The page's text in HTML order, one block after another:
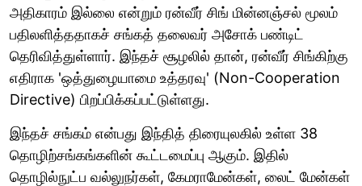
அதிகாரம் இல்லை என்றும் ரன்வீர் சிங் மின்னஞ்சல் மூலம்
பதிலளித்ததாகச் சங்கத் தலைவர் அசோக் பண்டிட்
தெரிவித்துள்ளார். இந்தச் சூழலில் தான், ரன்வீர் சிங்கிற்கு
எதிராக 'ஒத்துழையாமை உத்தரவு' (Non-Cooperation
Directive) பிறப்பிக்கப்பட்டுள்ளது.
இந்தச் சங்கம் என்பது இந்தித் திரையுலகில் உள்ள 38
தொழிற்சங்கங்களின் கூட்டமைப்பு ஆகும். இதில்
தொழில்நுட்ப வல்லுநர்கள், கேமராமேன்கள், லைட் மேன்கள்